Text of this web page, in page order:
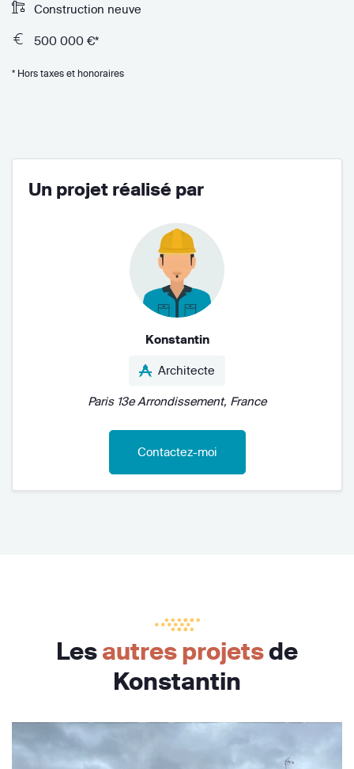
Construction neuve
500 000 €*
* Hors taxes et honoraires
Un projet réalisé par
Konstantin
Architecte
Paris 13e Arrondissement, France
Contactez-moi
Lesautres projetsde
Konstantin